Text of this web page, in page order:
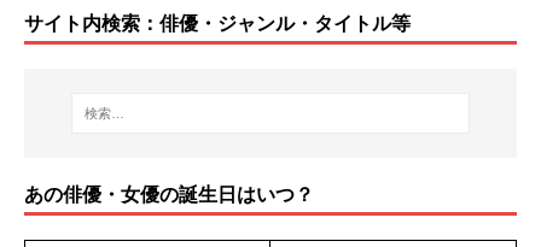
サイト内検索：俳優・ジャンル・タイトル等
あの俳優・女優の誕生日はいつ？